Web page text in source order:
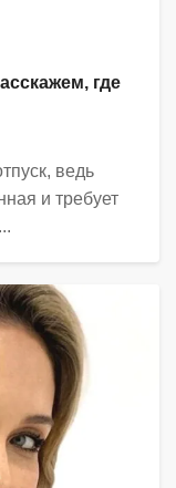
где
ведь
и требует